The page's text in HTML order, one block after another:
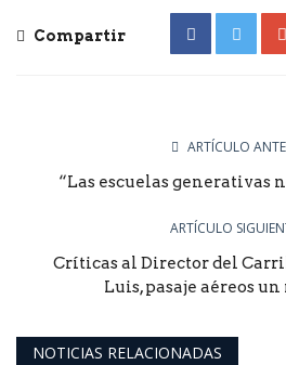
Compartir
ARTÍCULO
“Las escuelas generativas
ARTÍCULO
Críticas al Director del
Luis, pasaje aéreos
NOTICIAS RELACIONADAS